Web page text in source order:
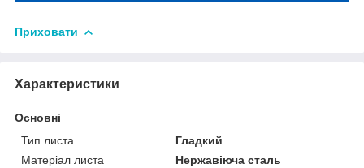
Приховати
Характеристики
Основні
Тип листа
Гладкий
Матеріал листа
Нержавіюча сталь